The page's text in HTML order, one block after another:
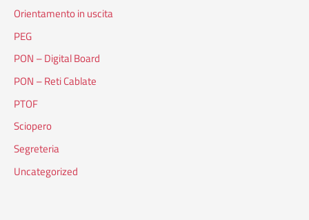
Orientamento in uscita
PEG
PON – Digital Board
PON – Reti Cablate
PTOF
Sciopero
Segreteria
Uncategorized